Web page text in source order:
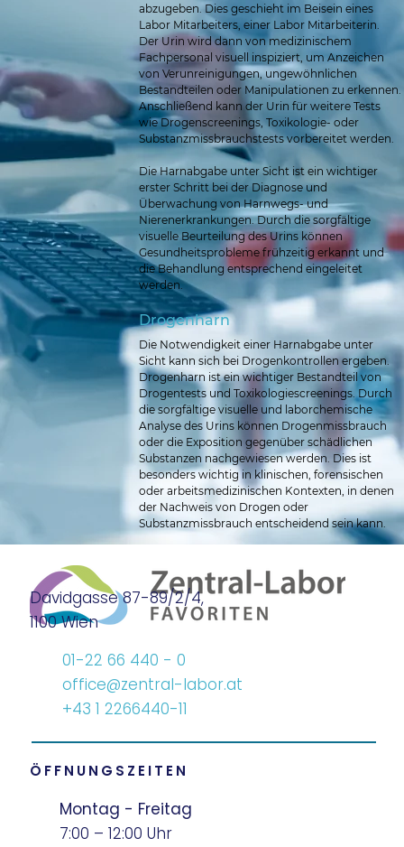
abzugeben. Dies geschieht im Beisein eines
Labor Mitarbeiters, einer Labor Mitarbeiterin.
Der Urin wird dann von medizinischem
Fachpersonal visuell inspiziert, um Anzeichen
von Verunreinigungen, ungewöhnlichen
Bestandteilen oder Manipulationen zu erkennen.
Anschließend kann der Urin für weitere Tests
wie Drogenscreenings, Toxikologie- oder
Substanzmissbrauchstests vorbereitet werden.
Die Harnabgabe unter Sicht ist ein wichtiger
erster Schritt bei der Diagnose und
Überwachung von Harnwegs- und
Nierenerkrankungen. Durch die sorgfältige
visuelle Beurteilung des Urins können
Gesundheitsprobleme frühzeitig erkannt und
die Behandlung entsprechend eingeleitet
werden.
Drogenharn
Die Notwendigkeit einer Harnabgabe unter
Sicht kann sich bei Drogenkontrollen ergeben.
Drogenharn ist ein wichtiger Bestandteil von
Drogentests und Toxikologiescreenings. Durch
die sorgfältige visuelle und laborchemische
Analyse des Urins können Drogenmissbrauch
oder die Exposition gegenüber schädlichen
Substanzen nachgewiesen werden. Dies ist
besonders wichtig in klinischen, forensischen
oder arbeitsmedizinischen Kontexten, in denen
der Nachweis von Drogen oder
Substanzmissbrauch entscheidend sein kann.
ÖFFNUNGSZEITEN
Montag - Freitag
7:00 – 12:00 Uhr
Davidgasse 87-89/2/4,
1100 Wien
01-22 66 440 - 0
office@zentral-labor.at
+43 1 2266440-11